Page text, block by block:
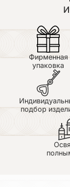
ношу такой
год, вид
высоте. И
защищает.
Фирменная
упаковка
подбор